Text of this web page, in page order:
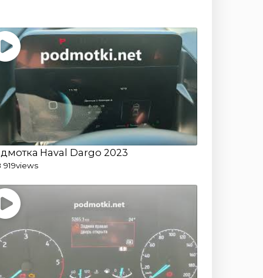
Haval Dargo 2023
919views